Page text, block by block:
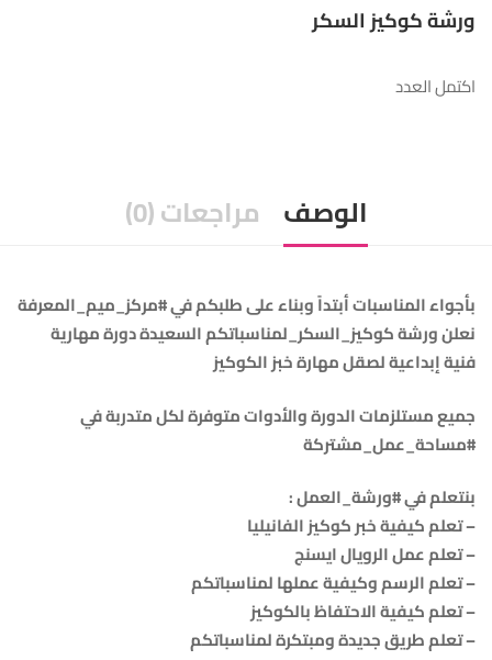
ورشة كوكيز السكر
اكتمل العدد
الوصف مراجعات (0)
بأجواء المناسبات أبتداً وبناء على طلبكم في #مركز_ميم_المعرفة
نعلن ورشة كوكيز_السكر_لمناسباتكم السعيدة دورة مهارية
فنية إبداعية لصقل مهارة خبز الكوكيز
جميع مستلزمات الدورة والأدوات متوفرة لكل متدربة في
#مساحة_عمل_مشتركة
– تعلم كيفية خبر كوكيز الفانيليا
– تعلم عمل الرويال ايسنج
– تعلم الرسم وكيفية عملها لمناسباتكم
– تعلم كيفية الاحتفاظ بالكوكيز
– تعلم طريق جديدة ومبتكرة لمناسباتكم